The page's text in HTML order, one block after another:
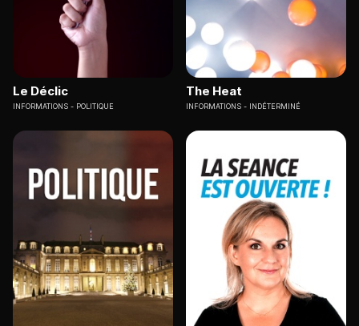
Le Déclic
INFORMATIONS POLITIQUE
The Heat
INFORMATIONS INDÉTERMINÉ